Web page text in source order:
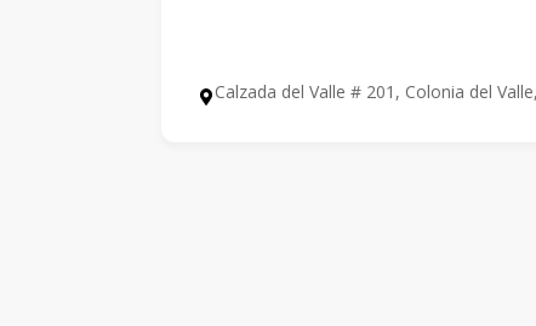
Calzada del Valle # 201, Colonia del